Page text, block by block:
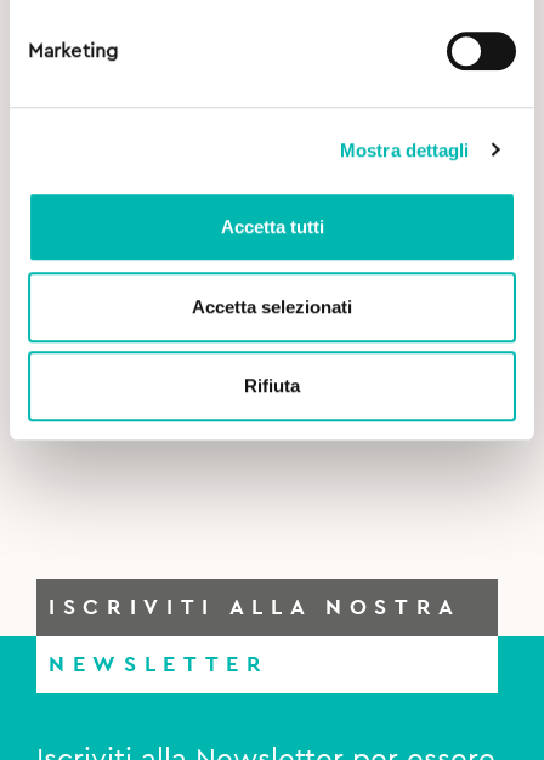
Marketing
Mostra dettagli
Accetta tutti
Accetta selezionati
Rifiuta
16,00€
price
price
Oral7 Collutorio Idratante – 500 ml
ISCRIVITI ALLA NOSTRA
NEWSLETTER